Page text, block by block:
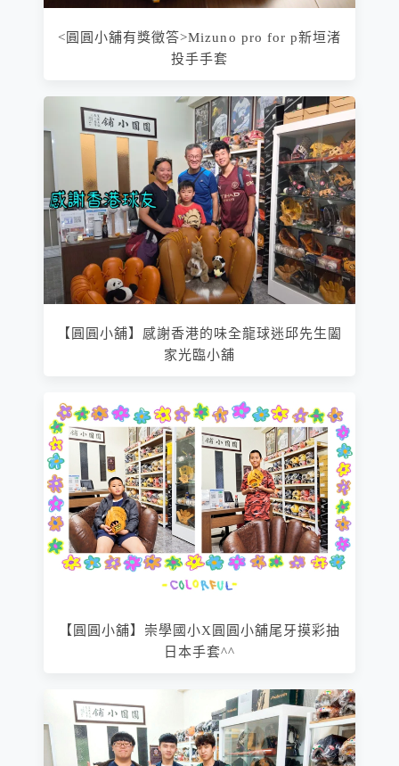
<圓圓小舖有獎徵答>Mizuno pro for p新垣渚
投手手套
【圓圓小舖】感謝香港的味全龍球迷邱先生闔
家光臨小舖
【圓圓小舖】崇學國小X圓圓小舖尾牙摸彩抽
日本手套^^